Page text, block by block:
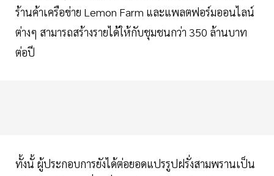
ร้านค้าเครือข่าย Lemon Farm และแพลตฟอร์มออนไลน์
ต่างๆ สามารถสร้างรายได้ให้กับชุมชนกว่า 350 ล้านบาท
ต่อปี
ทั้งนั้ ผู้ประกอบการยังได้ต่อยอดแปรรูปฝรั่งสามพรานเป็น